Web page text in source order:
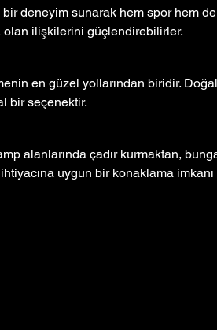
deneyim sunarak hem spor hem
olan ilişkilerini güçlendirebilirler.
en güzel yollarından biridir.
bir seçenektir.
alanlarında çadır kurmaktan,
uygun bir konaklama